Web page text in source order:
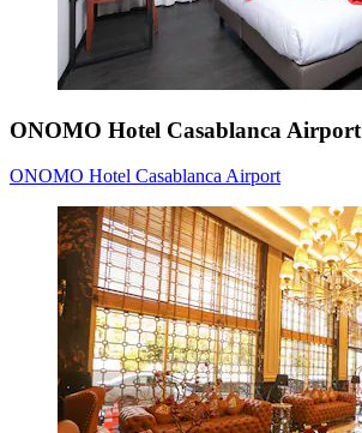
ONOMO Hotel Casablanca Airport
ONOMO Hotel Casablanca Airport